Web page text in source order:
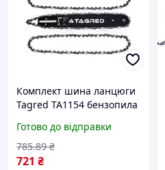
Комплект шина ланцюги
Tagred TA1154 бензопила
для деревини
Готово до відправки
721 ₴
785.89 ₴